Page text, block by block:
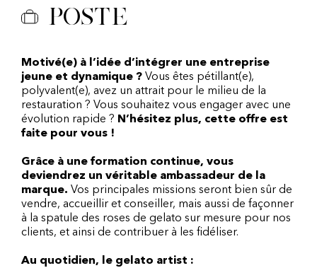
Poste
Motivé(e) à l’idée d’intégrer une entreprise
jeune et dynamique ? Vous êtes pétillant(e),
polyvalent(e), avez un attrait pour le milieu de la
restauration ? Vous souhaitez vous engager avec une
évolution rapide ? N’hésitez plus, cette offre est
faite pour vous !
Grâce à une formation continue, vous
deviendrez un véritable ambassadeur de la
marque. Vos principales missions seront bien sûr de
vendre, accueillir et conseiller, mais aussi de façonner
à la spatule des roses de gelato sur mesure pour nos
clients, et ainsi de contribuer à les fidéliser.
Au quotidien, le gelato artist :